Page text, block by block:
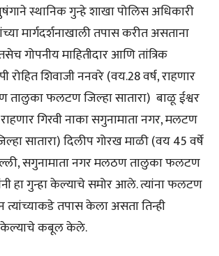
स्थानिक गुन्हे शाखा पोलिस अधिकारी
मार्गदर्शनाखाली तपास करीत असताना
गोपनीय माहितीदार आणि तांत्रिक
रोहित शिवाजी ननवरे (वय.28 वर्ष, राहणार
तालुका फलटण जिल्हा सातारा) बाळू ईश्वर
गिरवी नाका सगुनामाता नगर, मलटण
सातारा) दिलीप गोरख माळी (वय 45 वर्षे
सगुनामाता नगर मलठण तालुका फलटण
हा गुन्हा केल्याचे समोर आले. त्यांना फलटण
तपास केला असता तिन्ही
केल्याचे कबूल केले.